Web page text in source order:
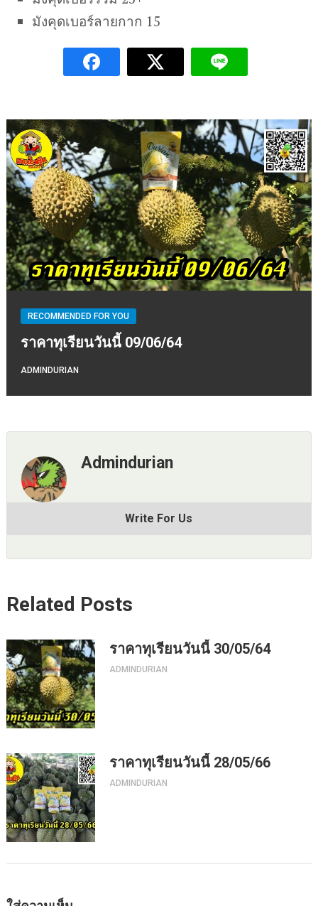
มังคุดเบอร์ลายกาก 15
RECOMMENDED FOR YOU
ราคาทุเรียนวันนี้ 09/06/64
ADMINDURIAN
Admindurian
Write For Us
Related Posts
ราคาทุเรียนวันนี้ 30/05/64
ADMINDURIAN
ราคาทุเรียนวันนี้ 28/05/66
ADMINDURIAN